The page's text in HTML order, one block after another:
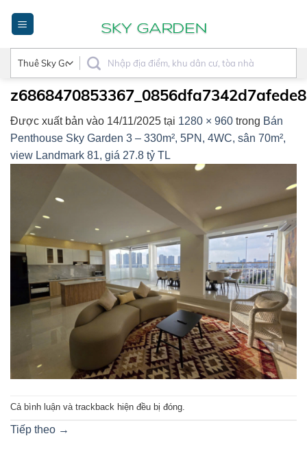
dung
Được xuất bản vào 14/11/2025 tại 1280 × 960 trong Bán
Penthouse Sky Garden 3 – 330m², 5PN, 4WC, sân 70m²,
view Landmark 81, giá 27.8 tỷ TL
Cả bình luận và trackback hiện đều bị đóng.
Tiếp theo →